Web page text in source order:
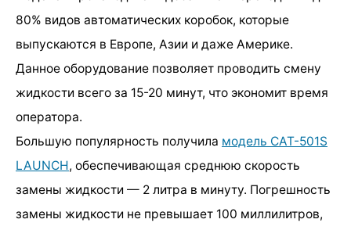
80% видов автоматических коробок, которые
выпускаются в Европе, Азии и даже Америке.
Данное оборудование позволяет проводить смену
жидкости всего за 15-20 минут, что экономит время
оператора.
Большую популярность получила модель CAT-501S
LAUNCH, обеспечивающая среднюю скорость
замены жидкости — 2 литра в минуту. Погрешность
замены жидкости не превышает 100 миллилитров,